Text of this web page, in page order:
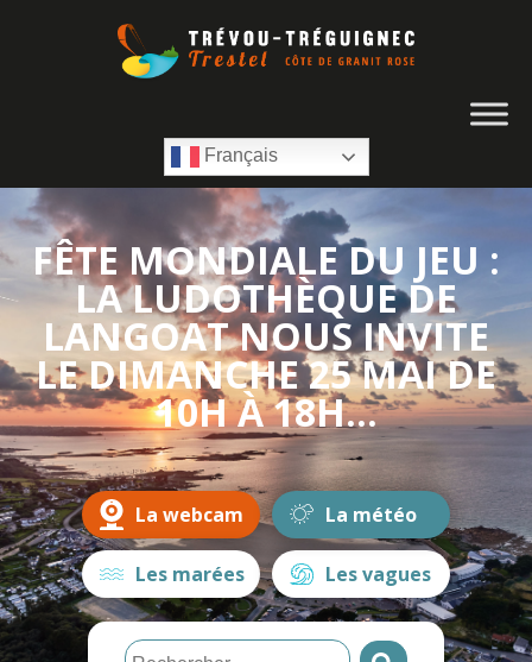
Français
FÊTE MONDIALE DU JEU :
LA LUDOTHÈQUE DE
LANGOAT NOUS INVITE
LE DIMANCHE 25 MAI DE
10H À 18H...
La webcam La météo
Les marées Les vagues